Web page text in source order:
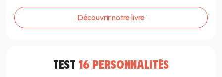
Découvrir notre livre
TEST 16 PERSONNALITÉS